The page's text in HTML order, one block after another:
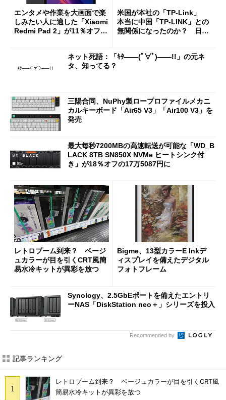
エンタメや作業を大画面で楽
しみたい人に適した「Xiaomi
Redmi Pad 2」が11％オフの
米国が本社の「TP-Link」
本当に中国「TP-LINK」との
無関係になったのか？ 日本
ネット死語：「ｷﾀ――(ﾟ∀ﾟ)――!!」の元ネ
タ、知ってる？
三陽合同、NuPhy製ロープロファイルメカニ
カルキーボード「Air65 V3」「Air100 V3」を
発売
最大毎秒7200MBの高速転送が可能な「WD_B
LACK 8TB SN850X NVMe ヒートシンク付
き」が18％オフの17万5087円に
レトロブーム到来？ ベージ
ュカラーが目を引くCRT風簡
易水冷キットが異彩を放つ
Bigme、13型カラーE Inkデ
ィスプレイを備えたデジタル
フォトフレーム
Synology、2.5GbEポートを備えたエントリ
ーNAS「DiskStation neo＋」シリーズを投入
Recommended by
記事ランキング
レトロブーム到来？ ベージュカラーが目を引くCRT風
簡易水冷キットが異彩を放つ